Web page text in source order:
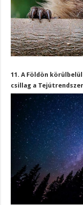
11. A Földön
csillag a